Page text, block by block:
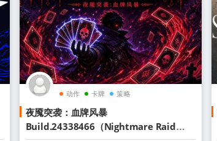
动作 卡牌 策略
夜魇突袭：血牌风暴
Build.24338466（Nightmare Raid